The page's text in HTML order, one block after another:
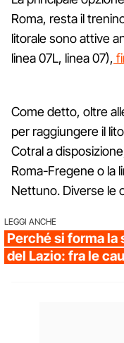
Roma, resta il
litorale sono attive
linea 07L, linea 07),
Come detto, oltre
per raggiungere il
Cotral a
Roma-Fregene o la
Nettuno. Diverse le
LEGGI ANCHE
Perché si forma la
del Lazio: fra le